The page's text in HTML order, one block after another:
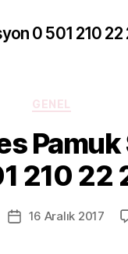
0 501 210 22
Kategoriler
GENEL
Pamuk
210 22
Yazı16 Aralık 2017